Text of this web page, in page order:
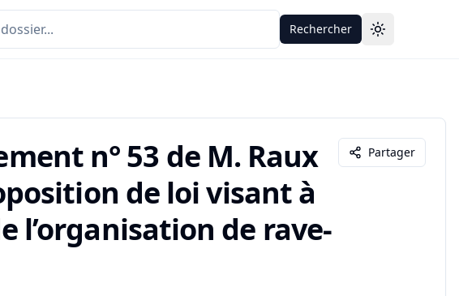
Rechercher Toggle theme
n° 53 de M. Raux
de loi visant à
l’organisation de rave-
Partager